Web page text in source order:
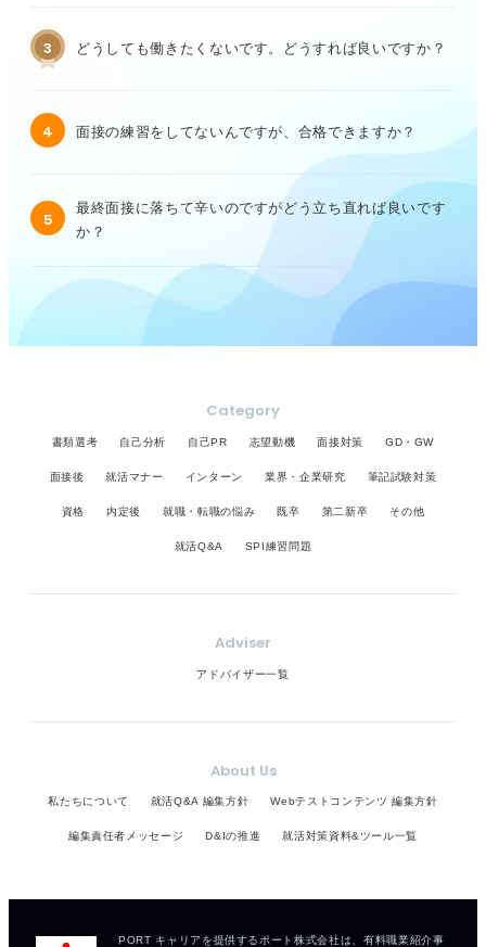
3 どうしても働きたくないです。どうすれば良いですか？
4 面接の練習をしてないんですが、合格できますか？
5
最終面接に落ちて辛いのですがどう立ち直れば良いです
か？
Category
書類選考 自己分析 自己PR 志望動機 面接対策 GD・GW
面接後 就活マナー インターン 業界・企業研究 筆記試験対策
資格 内定後 就職・転職の悩み 既卒 第二新卒 その他
就活Q&A SPI練習問題
Adviser
アドバイザー一覧
About Us
私たちについて 就活Q&A 編集方針 Webテストコンテンツ 編集方針
編集責任者メッセージ D&Iの推進 就活対策資料&ツール一覧